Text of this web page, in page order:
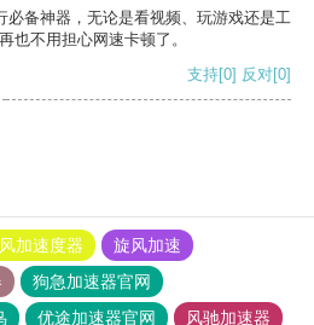
必备神器，无论是看视频、玩游戏还是工
也不用担心网速卡顿了。
支持[0] 反对[0]
加速度器
旋风加速
狗急加速器官网
优途加速器官网
风驰加速器